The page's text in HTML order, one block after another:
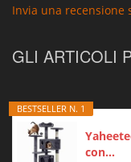
Invia una recensione
GLI ARTICOLI
BESTSELLER N. 1
con...